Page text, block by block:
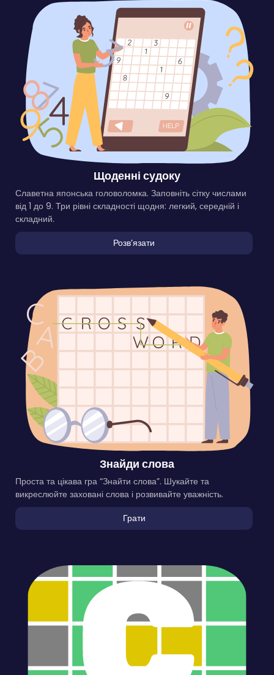
Щоденні судоку
Славетна японська головоломка. Заповніть сітку числами
від 1 до 9. Три рівні складності щодня: легкий, середній і
складний.
Розвʼязати
Знайди слова
Проста та цікава гра “Знайти слова”. Шукайте та
викреслюйте заховані слова і розвивайте уважність.
Грати